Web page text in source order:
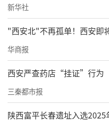
新华社
"西安北"不再孤单！西安即
华商报
西安严查药店“挂证”行为
三秦都市报
陕西富平长春遗址入选2025